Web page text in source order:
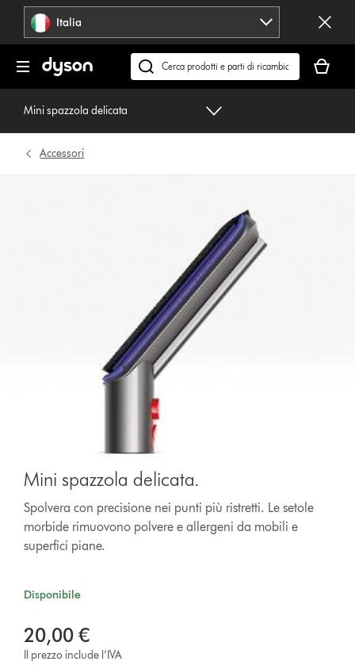
navigazione Italia
Cerca
su
carrello
è
Mini spazzola delicata
Accessori
Mini spazzola delicata.
Spolvera con precisione nei punti più ristretti. Le setole
morbide rimuovono polvere e allergeni da mobili e
superfici piane.
Disponibile
20,00 €
Il prezzo include l’IVA